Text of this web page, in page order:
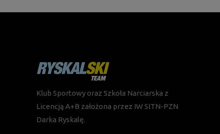
Klub Sportowy oraz Szkoła Narciarska z
Licencją A+B założona przez IW SITN-PZN
Darka Ryskalę.